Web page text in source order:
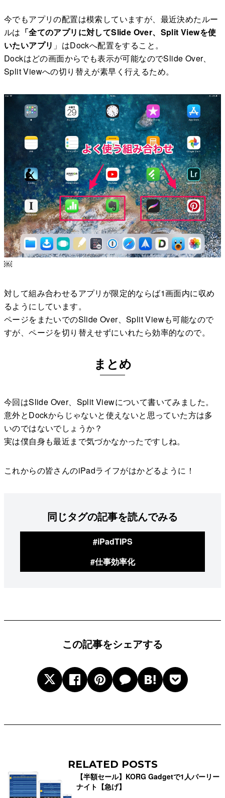
今でもアプリの配置は模索していますが、最近決めたルー
ルは 「全てのアプリに対してSlide Over、Split Viewを使
いたいアプリ 」はDockへ配置をすること。
Dockはどの画面からでも表示が可能なのでSlide Over、
Split Viewへの切り替えが素早く行えるため。
￼
対して組み合わせるアプリが限定的ならば1画面内に収め
るようにしています。
ページをまたいでのSlide Over、Split Viewも可能なので
すが、ページを切り替えせずにいれたら効率的なので。
まとめ
今回はSlide Over、Split Viewについて書いてみました。
意外とDockからじゃないと使えないと思っていた方は多
いのではないでしょうか？
実は僕自身も最近まで気づかなかったですしね。
これからの皆さんのiPadライフがはかどるように！
同じタグの記事を読んでみる
#iPadTIPS
#仕事効率化
この記事をシェアする
RELATED POSTS
【半額セール】KORG Gadgetで1人パーリー
ナイト【急げ】